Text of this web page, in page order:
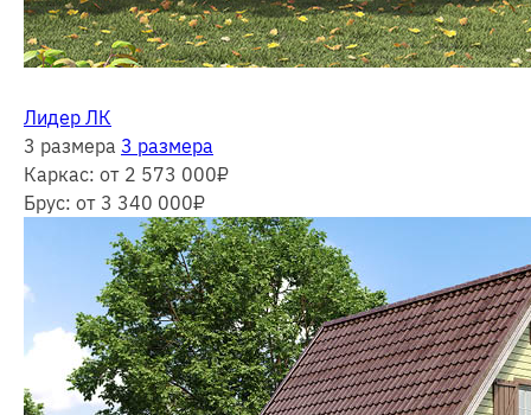
Лидер ЛК
3 размера 3 размера
Каркас: от 2 573 000₽
Брус: от 3 340 000₽